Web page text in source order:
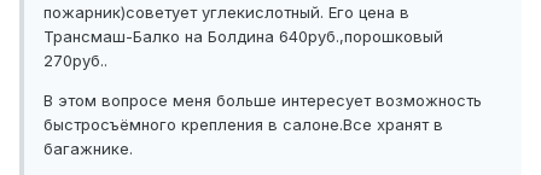
пожарник)советует углекислотный. Его цена в
Трансмаш-Балко на Болдина 640руб.,порошковый
270руб..
В этом вопросе меня больше интересует возможность
быстросъёмного крепления в салоне.Все хранят в
багажнике.